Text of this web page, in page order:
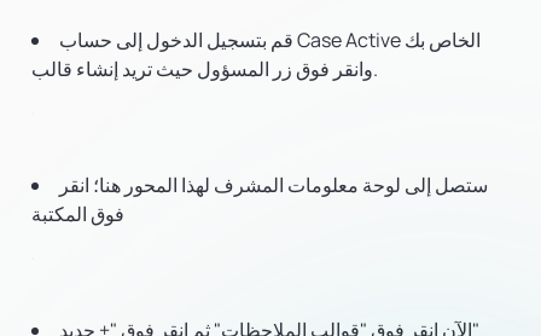
قم بتسجيل الدخول إلى حساب Case Active الخاص بك
وانقر فوق زر المسؤول حيث تريد إنشاء قالب.
ستصل إلى لوحة معلومات المشرف لهذا المحور هنا؛ انقر
فوق المكتبة
الآن انقر فوق "قوالب الملاحظات" ثم انقر فوق "+ جديد"